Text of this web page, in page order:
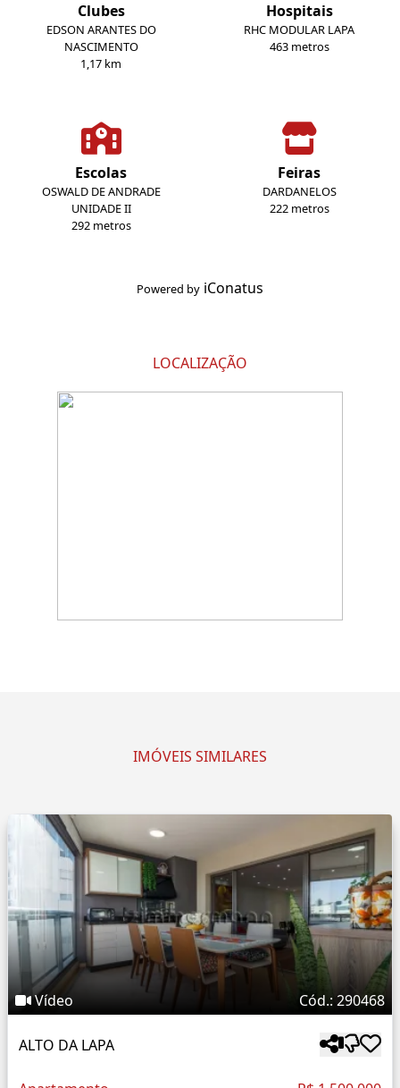
Clubes
EDSON ARANTES DO
NASCIMENTO
1,17 km
Hospitais
RHC MODULAR LAPA
463 metros
Escolas
OSWALD DE ANDRADE
UNIDADE II
292 metros
Feiras
DARDANELOS
222 metros
Powered by iConatus
LOCALIZAÇÃO
IMÓVEIS SIMILARES
Vídeo Cód.: 290468
ALTO DA LAPA